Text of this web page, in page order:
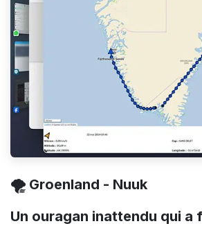
🌪️ Groenland - Nuuk
Un ouragan inattendu qui a